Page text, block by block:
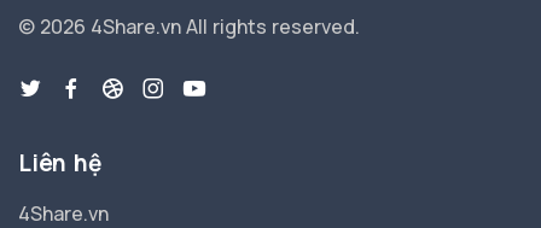
© 2026 4Share.vnAll rights reserved.
Liên hệ
4Share.vn